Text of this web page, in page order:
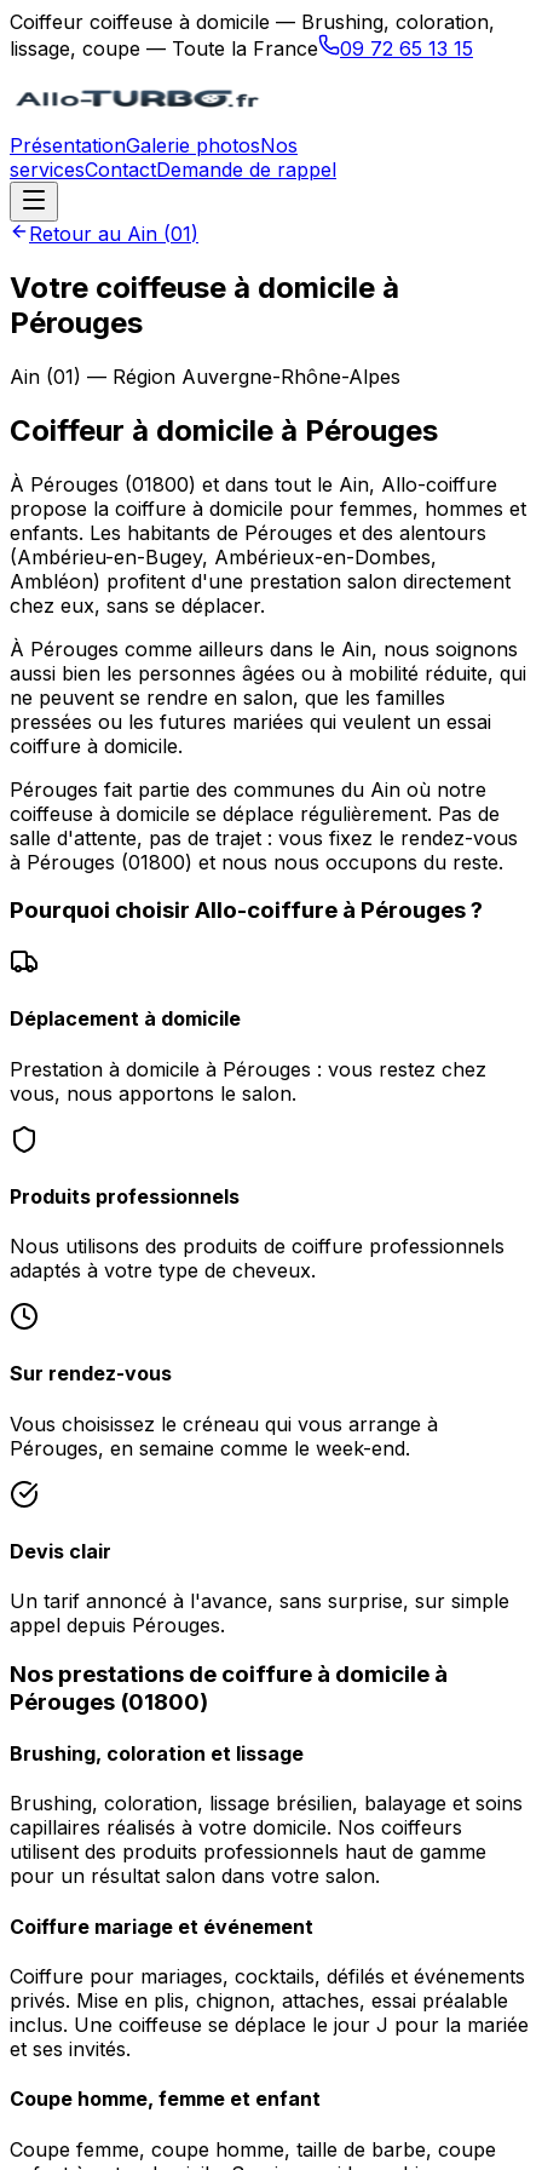
Coiffeur coiffeuse à domicile — Brushing, coloration,
lissage, coupe — Toute la France
09 72 65 13 15
PrésentationGalerie photosNos
servicesContactDemande de rappel
Retour au Ain (01)
Votre coiffeuse à domicile à
Pérouges
Ain (01) — Région Auvergne-Rhône-Alpes
Coiffeur à domicile à Pérouges
À Pérouges (01800) et dans tout le Ain, Allo-coiffure
propose la coiffure à domicile pour femmes, hommes et
enfants. Les habitants de Pérouges et des alentours
(Ambérieu-en-Bugey, Ambérieux-en-Dombes,
Ambléon) profitent d'une prestation salon directement
chez eux, sans se déplacer.
À Pérouges comme ailleurs dans le Ain, nous soignons
aussi bien les personnes âgées ou à mobilité réduite, qui
ne peuvent se rendre en salon, que les familles
pressées ou les futures mariées qui veulent un essai
coiffure à domicile.
Pérouges fait partie des communes du Ain où notre
coiffeuse à domicile se déplace régulièrement. Pas de
salle d'attente, pas de trajet : vous fixez le rendez-vous
à Pérouges (01800) et nous nous occupons du reste.
Pourquoi choisir Allo-coiffure à Pérouges?
Déplacement à domicile
Prestation à domicile à Pérouges : vous restez chez
vous, nous apportons le salon.
Produits professionnels
Nous utilisons des produits de coiffure professionnels
adaptés à votre type de cheveux.
Sur rendez-vous
Vous choisissez le créneau qui vous arrange à
Pérouges, en semaine comme le week-end.
Devis clair
Un tarif annoncé à l'avance, sans surprise, sur simple
appel depuis Pérouges.
Nos prestations de coiffure à domicile à
Pérouges (01800)
Brushing, coloration et lissage
Brushing, coloration, lissage brésilien, balayage et soins
capillaires réalisés à votre domicile. Nos coiffeurs
utilisent des produits professionnels haut de gamme
pour un résultat salon dans votre salon.
Coiffure mariage et événement
Coiffure pour mariages, cocktails, défilés et événements
privés. Mise en plis, chignon, attaches, essai préalable
inclus. Une coiffeuse se déplace le jour J pour la mariée
et ses invités.
Coupe homme, femme et enfant
Coupe femme, coupe homme, taille de barbe, coupe